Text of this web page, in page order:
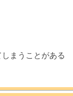
まうことがある